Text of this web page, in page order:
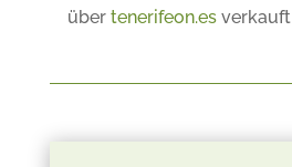
über tenerifeon.esverkauft